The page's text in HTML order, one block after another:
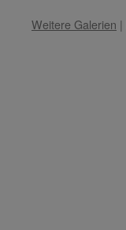
Weitere Galerien |